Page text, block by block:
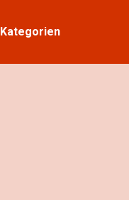
Kategorien